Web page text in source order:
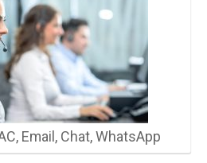
Email, Chat, WhatsApp